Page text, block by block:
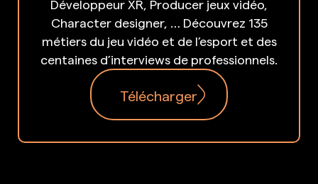
Développeur XR, Producer jeux vidéo,
Character designer, … Découvrez 135
métiers du jeu vidéo et de l’esport et des
centaines d’interviews de professionnels.
Télécharger